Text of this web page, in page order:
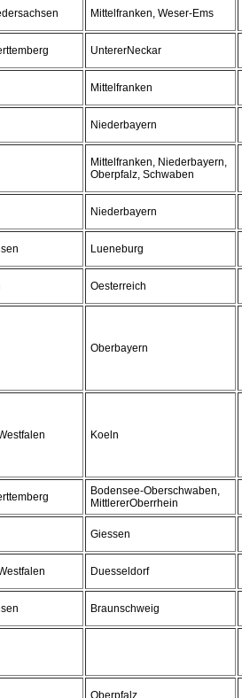
Mittelfranken, Weser-Ems
UntererNeckar
Mittelfranken
Niederbayern
Mittelfranken, Niederbayern,
Oberpfalz, Schwaben
Niederbayern
Lueneburg
Oesterreich
Oberbayern
Koeln
Bodensee-Oberschwaben,
MittlererOberrhein
Giessen
Duesseldorf
Braunschweig
Oberpfalz